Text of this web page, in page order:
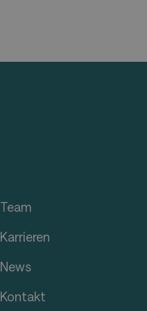
Team
Karrieren
News
Kontakt